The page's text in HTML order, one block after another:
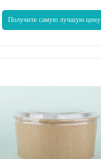
Получите самую лучшую цену